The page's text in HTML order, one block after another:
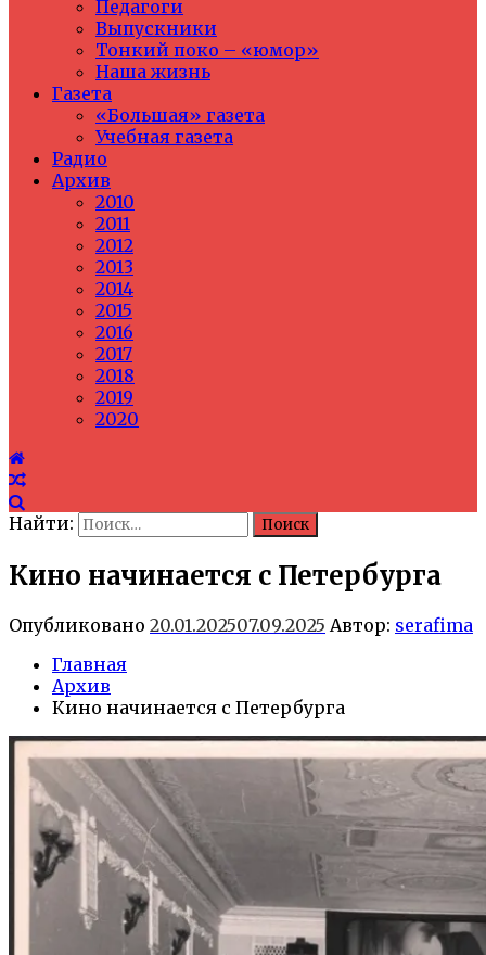
Педагоги
Выпускники
Тонкий поко – «юмор»
Наша жизнь
Газета
«Большая» газета
Учебная газета
Радио
Архив
2010
2011
2012
2013
2014
2015
2016
2017
2018
2019
2020
Найти:
Кино начинается с Петербурга
Опубликовано 20.01.202507.09.2025 Автор: serafima
Главная
Архив
Кино начинается с Петербурга